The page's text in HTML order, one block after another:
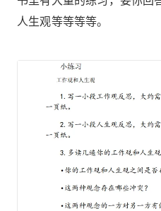
人生观等等等等。